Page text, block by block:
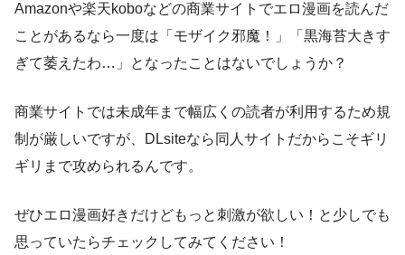
Amazonや楽天koboなどの商業サイトでエロ漫画を読んだ
ことがあるなら一度は「モザイク邪魔！」「黒海苔大きす
ぎて萎えたわ…」となったことはないでしょうか？
商業サイトでは未成年まで幅広くの読者が利用するため規
制が厳しいですが、DLsiteなら同人サイトだからこそギリ
ギリまで攻められるんです。
ぜひエロ漫画好きだけどもっと刺激が欲しい！と少しでも
思っていたらチェックしてみてください！